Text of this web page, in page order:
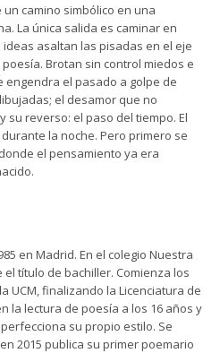
camino simbólico en una
La única salida es caminar en
asaltan las pisadas en el eje
Brotan sin control miedos e
el pasado a golpe de
el desamor que no
su reverso: el paso del tiempo. El
la noche. Pero primero se
el pensamiento ya era
en Madrid. En el colegio Nuestra
título de bachiller. Comienza los
UCM, finalizando la Licenciatura de
la lectura de poesía a los 16 años y
su propio estilo. Se
2015 publica su primer poemario